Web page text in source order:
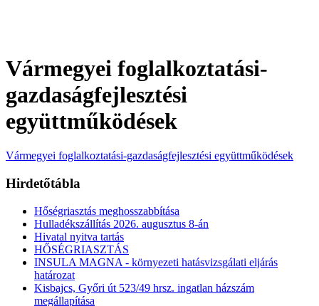
Vármegyei foglalkoztatási-
gazdaságfejlesztési
együttműködések
Vármegyei foglalkoztatási-gazdaságfejlesztési együttműködések
Hirdetőtábla
Hőségriasztás meghosszabbítása
Hulladékszállítás 2026. augusztus 8-án
Hivatal nyitva tartás
HŐSÉGRIASZTÁS
INSULA MAGNA - környezeti hatásvizsgálati eljárás
határozat
Kisbajcs, Győri út 523/49 hrsz. ingatlan házszám
megállapítása